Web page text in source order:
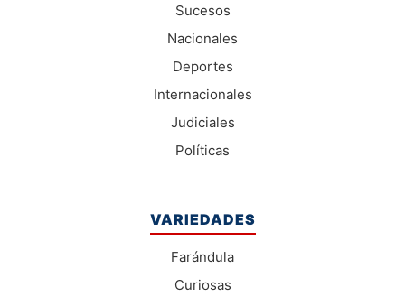
Sucesos
Nacionales
Deportes
Internacionales
Judiciales
Políticas
VARIEDADES
Farándula
Curiosas